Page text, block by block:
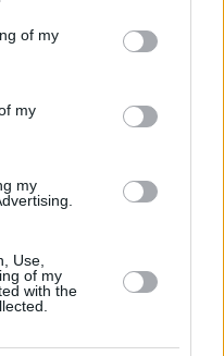
of my
my
my
Use,
of my
with the
sammen med melis.
smørkrem. Pisk til slutt